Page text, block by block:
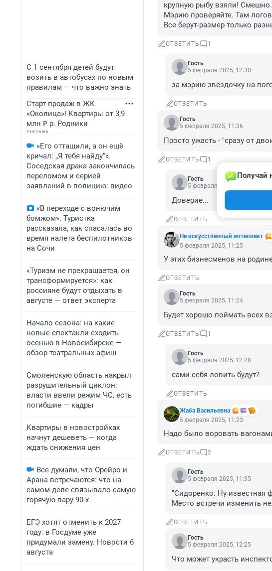
С 1 сентября детей будут
возить в автобусах по новым
правилам — что важно знать
Старт продаж в ЖК
«Околица»! Квартиры от 3,9
млн ₽ р. Родники
«Его оттащили, а он ещё
кричал: „Я тебя найду“».
Соседская драка закончилась
переломом и серией
заявлений в полицию: видео
«В переходе с вонючим
бомжом». Туристка
рассказала, как спасалась во
время налета беспилотников
на Сочи
«Туризм не прекращается, он
трансформируется»: как
россияне будут отдыхать в
августе — ответ эксперта
Начало сезона: на какие
новые спектакли сходить
осенью в Новосибирске —
обзор театральных афиш
Смоленскую область накрыл
разрушительный циклон:
власти ввели режим ЧС, есть
погибшие — кадры
Квартиры в новостройках
начнут дешеветь — когда
ждать снижения цен
Все думали, что Орейро и
Арана встречаются: что на
самом деле связывало самую
горячую пару 90-х
ЕГЭ хотят отменить к 2027
году: в Госдуме уже
придумали замену. Новости 6
августа
крупную рыбу взяли! Смешно.
Мэрию проверяйте. Там
Все берут-размер только
ОТВЕТИТЬ 1
Гость
5 февраля 2025, 12:30
за мэрию звездочку на
ОТВЕТИТЬ
Гость
5 февраля 2025, 11:36
Просто ужасть - "сразу от
ОТВЕТИТЬ 1
Гость
5 февраля 2025, 12:37
Доверие...
ОТВЕТИТЬ
Не искусственный интеллект
Получай
5 февраля 2025, 11:25
У этих бизнесменов на
ОТВЕТИТЬ
Гость
5 февраля 2025, 11:24
Будет хорошо поймать всех
ОТВЕТИТЬ 1
Гость
5 февраля 2025, 12:28
сами себя ловить будут?
ОТВЕТИТЬ
Жаба Васильевна
5 февраля 2025, 11:23
Надо было воровать
ОТВЕТИТЬ 2
Гость
5 февраля 2025, 11:35
"Сидоренко. Ну известная
Место встречи изменить
ОТВЕТИТЬ
Гость
5 февраля 2025, 12:25
Что может украсть